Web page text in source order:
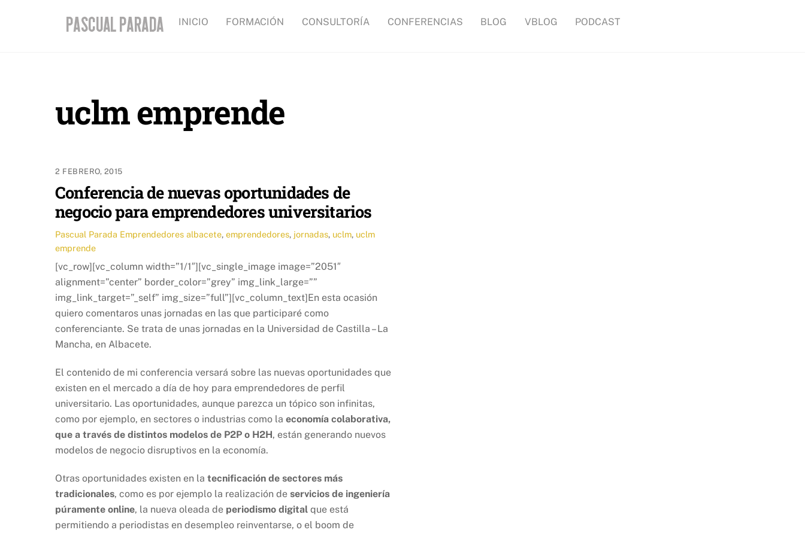
INICIO FORMACIÓN CONSULTORÍA CONFERENCIAS BLOG VBLOG PODCAST
uclm emprende
2 FEBRERO, 2015
Conferencia de nuevas oportunidades de
negocio para emprendedores universitarios
Pascual Parada Emprendedores albacete, emprendedores, jornadas, uclm, uclm
emprende
[vc_row][vc_column width=”1/1″][vc_single_image image=”2051″
alignment=”center” border_color=”grey” img_link_large=””
img_link_target=”_self” img_size=”full”][vc_column_text]En esta ocasión
quiero comentaros unas jornadas en las que participaré como
conferenciante. Se trata de unas jornadas en la Universidad de Castilla – La
Mancha, en Albacete.
El contenido de mi conferencia versará sobre las nuevas oportunidades que
existen en el mercado a día de hoy para emprendedores de perfil
universitario. Las oportunidades, aunque parezca un tópico son infinitas,
como por ejemplo, en sectores o industrias como la economía colaborativa,
que a través de distintos modelos de P2P o H2H, están generando nuevos
modelos de negocio disruptivos en la economía.
Otras oportunidades existen en la tecnificación de sectores más
tradicionales, como es por ejemplo la realización de servicios de ingeniería
púramente online, la nueva oleada de periodismo digital que está
permitiendo a periodistas en desempleo reinventarse, o el boom de